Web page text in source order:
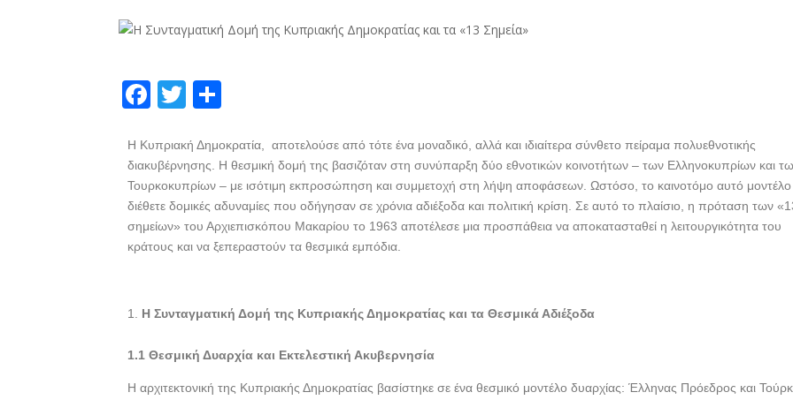
F
e
b
o
o
k
T
itt
er
ar
e
Η Κυπριακή Δημοκρατία, αποτελούσε από τότε ένα μοναδικό, αλλά και ιδιαίτερα σύνθετο πείραμα πολυεθνοτικής
διακυβέρνησης. Η θεσμική δομή της βασιζόταν στη συνύπαρξη δύο εθνοτικών κοινοτήτων – των Ελληνοκυπρίων και
Τουρκοκυπρίων – με ισότιμη εκπροσώπηση και συμμετοχή στη λήψη αποφάσεων. Ωστόσο, το καινοτόμο αυτό μοντέλο
διέθετε δομικές αδυναμίες που οδήγησαν σε χρόνια αδιέξοδα και πολιτική κρίση. Σε αυτό το πλαίσιο, η πρόταση των
σημείων» του Αρχιεπισκόπου Μακαρίου το 1963 αποτέλεσε μια προσπάθεια να αποκατασταθεί η λειτουργικότητα του
κράτους και να ξεπεραστούν τα θεσμικά εμπόδια.
Η Συνταγματική Δομή της Κυπριακής Δημοκρατίας και τα Θεσμικά Αδιέξοδα
1.1 Θεσμική Δυαρχία και Εκτελεστική Ακυβερνησία
Η αρχιτεκτονική της Κυπριακής Δημοκρατίας βασίστηκε σε ένα θεσμικό μοντέλο δυαρχίας: Έλληνας Πρόεδρος και